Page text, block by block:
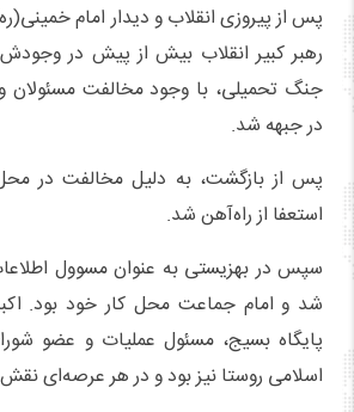
پس از پیروزی انقلاب و دیدار امام
رهبر کبیر انقلاب بیش از پیش در
جنگ تحمیلی، با وجود مخالفت
در جبهه شد.
پس از بازگشت، به دلیل مخالفت در
استعفا از راه‌آهن شد.
سپس در بهزیستی به عنوان مسوول
شد و امام جماعت محل کار خود بود.
پایگاه بسیج، مسئول عملیات و عضو
اسلامی روستا نیز بود و در هر عرصه‌ای